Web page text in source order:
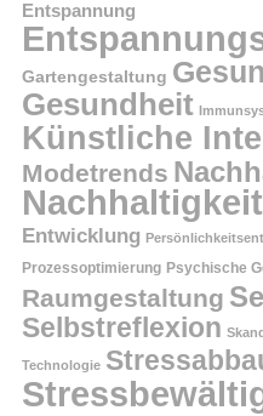
Entspannung
Gartengestaltung
Gesundheit
Künstliche
Modetrends
Nachhaltigkeit
Entwicklung
Prozessoptimierung Psychische
Raumgestaltung
Selbstreflexion
Technologie